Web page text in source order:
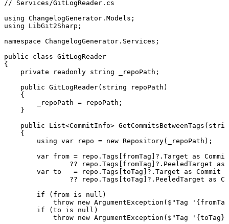
// Services/GitLogReader.cs
using ChangelogGenerator . Models ;
using LibGit2Sharp ;
namespace ChangelogGenerator . Services ;
public class GitLogReader
{
    private
readonly string _repoPath;
    public
GitLogReader( string repoPath)
    {
        _repoPath
= repoPath;
    }
    public
List<CommitInfo> GetCommitsBetweenTags (
    {
        using
var repo = new Repository(_repoPath);
        var
from = repo . Tags [fromTag] ? . Target as Commit
                ??
repo . Tags [fromTag] ? . PeeledTarget as
        var
to = repo . Tags [toTag] ? . Target as Commit
                ??
repo . Tags [toTag] ? . PeeledTarget as
        if
(from is null )
            throw
new ArgumentException ( $"Tag ' { fromTag
        if
(to is null )
            throw
new ArgumentException ( $"Tag ' { toTag }